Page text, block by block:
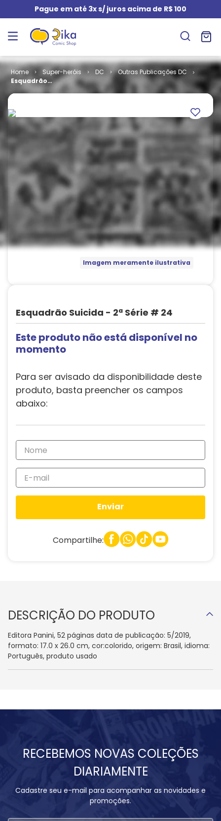
Pague em até 3x s/ juros acima de R$ 100
Super-heróis DC
Outras Publicações DC
Esquadrão
Suicida - 2ª
Imagem meramente ilustrativa
Esquadrão Suicida - 2ª Série # 24
Este produto não está disponível no
momento
Para ser avisado da disponibilidade deste
produto, basta preencher os campos
abaixo:
Enviar
Compartilhe:
DESCRIÇÃO DO PRODUTO
Editora Panini, 52 páginas data de publicação: 5/2019,
formato: 17.0 x 26.0 cm, cor:colorido, origem: Brasil, idioma:
Português, produto usado
RECEBEMOS NOVAS COLEÇÕES
DIARIAMENTE
Cadastre seu e-mail para acompanhar as novidades e
promoções.